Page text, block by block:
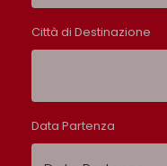
Città di Destinazione
Data Partenza